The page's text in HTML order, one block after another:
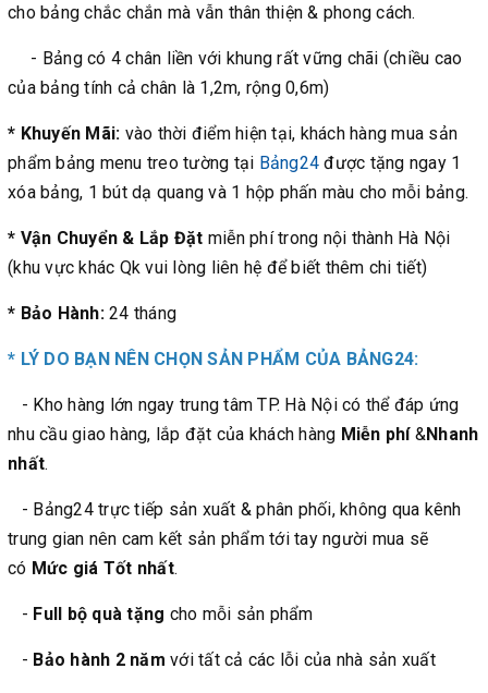
cho bảng chắc chắn mà vẫn thân thiện & phong cách.
- Bảng có 4 chân liền với khung rất vững chãi (chiều cao
của bảng tính cả chân là 1,2m, rộng 0,6m)
* Khuyến Mãi: vào thời điểm hiện tại, khách hàng mua sản
phẩm bảng menu treo tường tại Bảng24 được tặng ngay 1
xóa bảng, 1 bút dạ quang và 1 hộp phấn màu cho mỗi bảng.
* Vận Chuyển & Lắp Đặt miễn phí trong nội thành Hà Nội
(khu vực khác Qk vui lòng liên hệ để biết thêm chi tiết)
* Bảo Hành:24 tháng
* LÝ DO BẠN NÊN CHỌN SẢN PHẨM CỦA BẢNG24:
- Kho hàng lớn ngay trung tâm TP. Hà Nội có thể đáp ứng
nhu cầu giao hàng, lắp đặt của khách hàng Miễn phí &Nhanh
nhất.
- Bảng24 trực tiếp sản xuất & phân phối, không qua kênh
trung gian nên cam kết sản phẩm tới tay người mua sẽ
có Mức giá Tốt nhất.
- Full bộ quà tặng cho mỗi sản phẩm
- Bảo hành 2 năm với tất cả các lỗi của nhà sản xuất